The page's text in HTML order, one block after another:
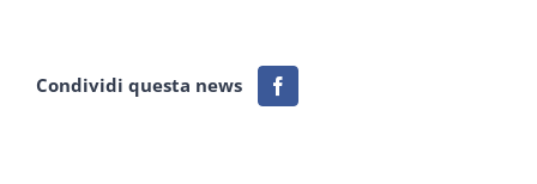
Condividi questa news